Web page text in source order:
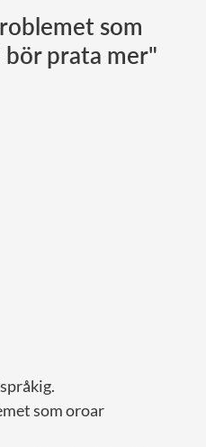
som
prata mer"
som oroar